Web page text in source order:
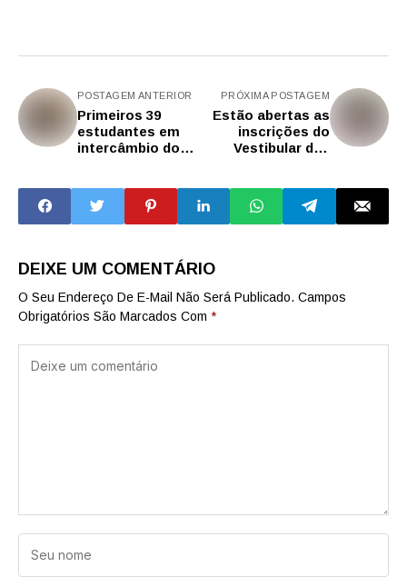
POSTAGEM ANTERIOR
Primeiros 39
estudantes em
intercâmbio do
ao Brasil
PRÓXIMA POSTAGEM
Estão abertas as
inscrições do
Vestibular das
semestre
DEIXE UM COMENTÁRIO
O Seu Endereço De E-Mail Não Será Publicado. Campos
Obrigatórios São Marcados Com *